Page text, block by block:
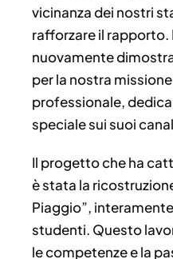
vicinanza dei nostri
rafforzare il
nuovamente
per la nostra
professionale,
speciale sui suoi
Il progetto che ha
è stata la
Piaggio”,
studenti. Questo
le competenze e la